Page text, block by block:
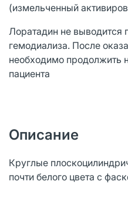
(измельченный
Лоратадин не выводится
гемодиализа. После
необходимо продолжить
пациента
Описание
Круглые
почти белого цвета с